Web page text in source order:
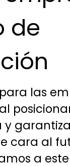
de
las
cara al
a